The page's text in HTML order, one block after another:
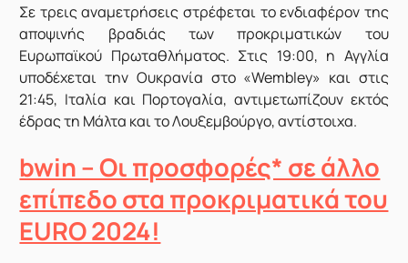
Σε τρεις αναμετρήσεις στρέφεται το ενδιαφέρον της
αποψινής βραδιάς των προκριματικών του
Ευρωπαϊκού Πρωταθλήματος. Στις 19:00, η Αγγλία
υποδέχεται την Ουκρανία στο «Wembley» και στις
21:45, Ιταλία και Πορτογαλία, αντιμετωπίζουν εκτός
έδρας τη Μάλτα και το Λουξεμβούργο, αντίστοιχα.
bwin – Οι προσφορές* σε άλλο
επίπεδο στα προκριματικά του
EURO 2024!